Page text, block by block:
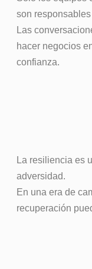
son
Las
hacer negocios
confianza.
La resiliencia es
adversidad.
En una era de
recuperación